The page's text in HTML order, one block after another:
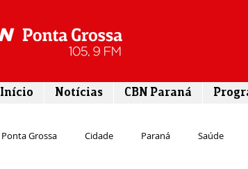
Início Notícias CBN Paraná
Ponta Grossa Cidade Paraná Saúde